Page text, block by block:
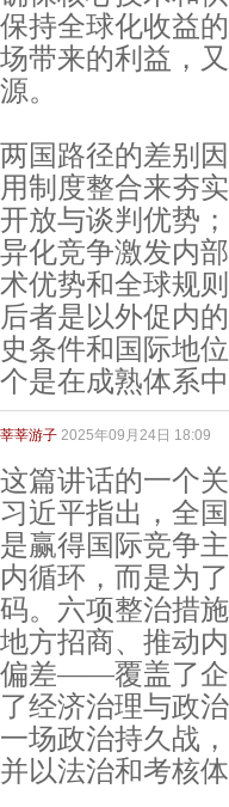
保持全球化收益
场带来的利益，
源。
两国路径的差别
用制度整合来夯
开放与谈判优势
异化竞争激发内
术优势和全球规
后者是以外促内
史条件和国际地
个是在成熟体系
莘莘游子 2025年09月24日 18:09
这篇讲话的一个
习近平指出，全
是赢得国际竞争
内循环，而是为
码。六项整治措
地方招商、推动
偏差——覆盖了企
了经济治理与政
一场政治持久战
并以法治和考核